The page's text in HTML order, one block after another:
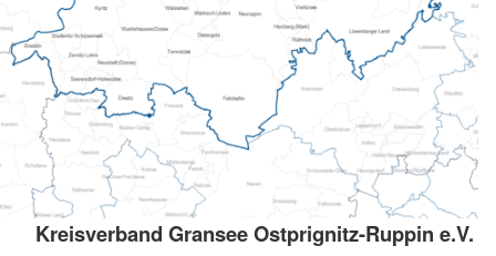
Kreisverband Gransee Ostprignitz-Ruppin e.V.